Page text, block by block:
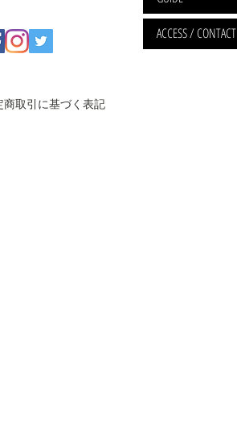
ACCESS / CONTACT
商取引に基づく表記